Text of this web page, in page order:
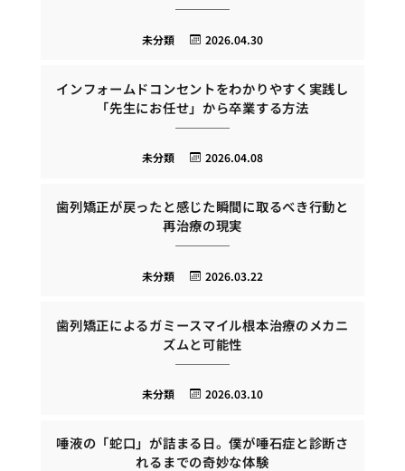
2026.04.30
未分類
インフォームドコンセントをわかりやすく実践し
「先生にお任せ」から卒業する方法
2026.04.08
未分類
歯列矯正が戻ったと感じた瞬間に取るべき行動と
再治療の現実
2026.03.22
未分類
歯列矯正によるガミースマイル根本治療のメカニ
ズムと可能性
2026.03.10
未分類
唾液の「蛇口」が詰まる日。僕が唾石症と診断さ
れるまでの奇妙な体験